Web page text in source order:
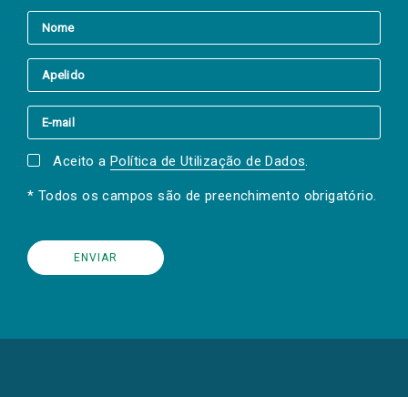
Aceito a Política de Utilização de Dados.
* Todos os campos são de preenchimento obrigatório.